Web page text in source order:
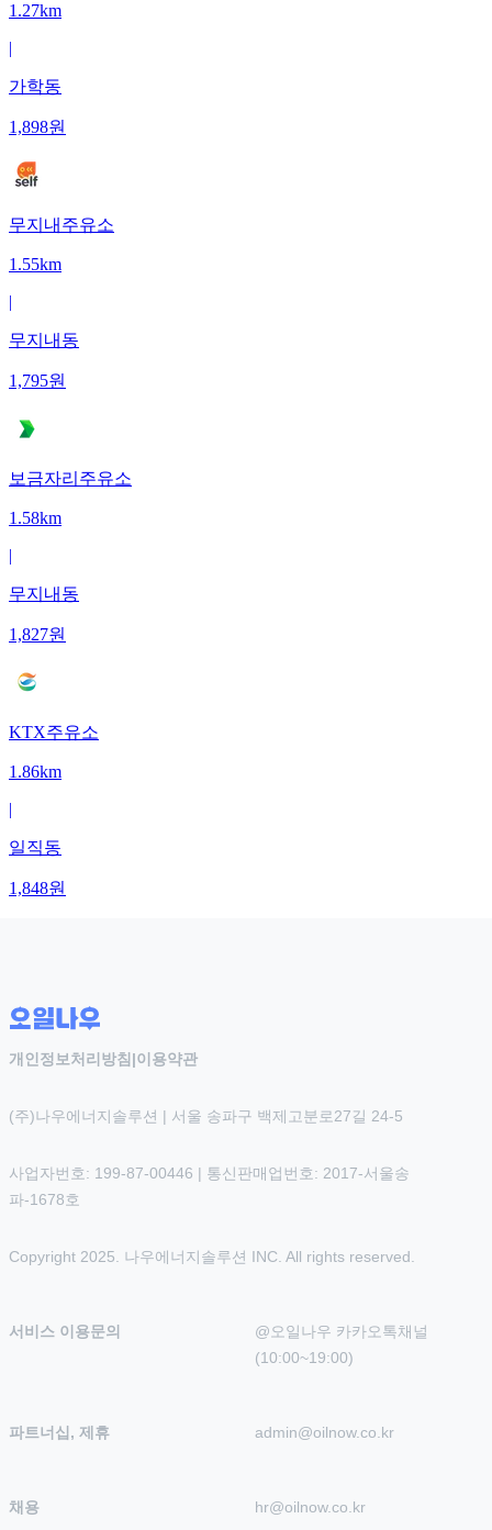
1.27km
|
가학동
1,898원
무지내주유소
1.55km
|
무지내동
1,795원
보금자리주유소
1.58km
|
무지내동
1,827원
KTX주유소
1.86km
|
일직동
1,848원
개인정보처리방침 |이용약관
(주)나우에너지솔루션 | 서울 송파구 백제고분로27길 24-5
사업자번호: 199-87-00446 | 통신판매업번호: 2017-서울송
파-1678호
Copyright 2025. 나우에너지솔루션 INC. All rights reserved.
서비스 이용문의
@오일나우 카카오톡채널
(10:00~19:00)
파트너십, 제휴 admin@oilnow.co.kr
채용 hr@oilnow.co.kr